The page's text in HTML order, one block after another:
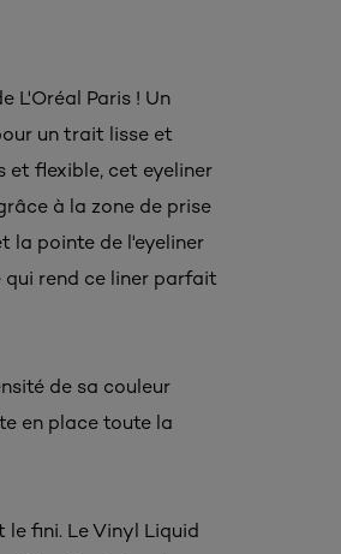
L'Oréal Paris ! Un
un trait lisse et
et flexible, cet eyeliner
à la zone de prise
la pointe de l'eyeliner
rend ce liner parfait
de sa couleur
en place toute la
fini. Le Vinyl Liquid